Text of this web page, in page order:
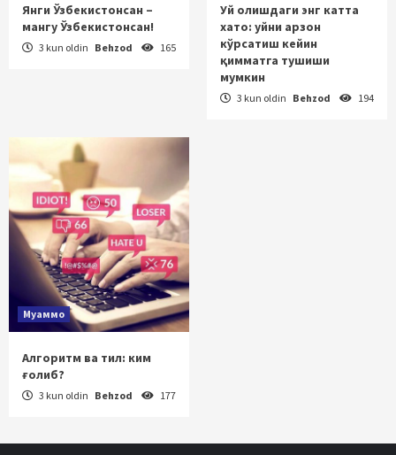
Янги Ўзбекистонсан –
мангу Ўзбекистонсан!
3 kun oldin Behzod 165
Уй олишдаги энг катта
хато: уйни арзон
кўрсатиш кейин
қимматга тушиши
мумкин
3 kun oldin Behzod 194
Муаммо
Алгоритм ва тил: ким
ғолиб?
3 kun oldin Behzod 177